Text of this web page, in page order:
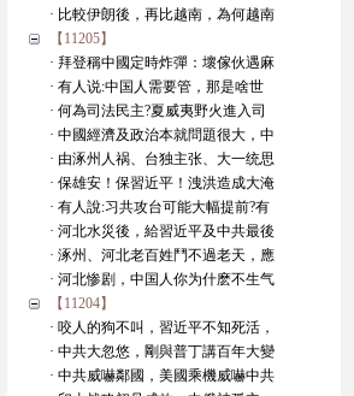
· 比較伊朗後，再比越南，為何越南
【11205】
· 拜登稱中國定時炸彈：壞傢伙遇麻
· 有人说:中国人需要管，那是啥世
· 何為司法民主?夏威夷野火進入司
· 中國經濟及政治本就問題很大，中
· 由涿州人祸、台独主张、大一统思
· 保雄安！保習近平！洩洪造成大淹
· 有人說:习共攻台可能大幅提前?有
· 河北水災後，給習近平及中共最後
· 涿州、河北老百姓鬥不過老天，應
· 河北惨剧，中国人你为什麽不生气
【11204】
· 咬人的狗不叫，習近平不知死活，
· 中共大忽悠，剛與普丁講百年大變
· 中共威嚇鄰國，美國乘機威嚇中共